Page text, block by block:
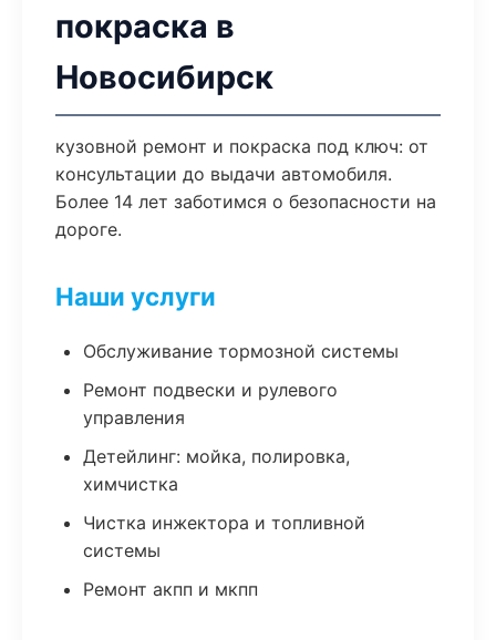
покраска в
Новосибирск
кузовной ремонт и покраска под ключ: от
консультации до выдачи автомобиля.
Более 14 лет заботимся о безопасности на
дороге.
Наши услуги
Обслуживание тормозной системы
Ремонт подвески и рулевого
управления
Детейлинг: мойка, полировка,
химчистка
Чистка инжектора и топливной
системы
Ремонт акпп и мкпп